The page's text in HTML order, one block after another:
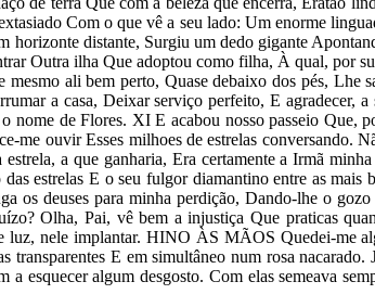
Com o que vê a seu lado: Um enorme
distante, Surgiu um dedo gigante
Outra ilha Que adoptou como filha, À qual, por
ali bem perto, Quase debaixo dos pés, Lhe
a casa, Deixar serviço perfeito, E agradecer,
de Flores. XI E acabou nosso passeio Que,
ouvir Esses milhoes de estrelas conversando.
a que ganharia, Era certamente a Irmã
estrelas E o seu fulgor diamantino entre as
os deuses para minha perdição, Dando-lhe o
Olha, Pai, vê bem a injustiça Que praticas
luz, nele implantar. HINO ÀS MÃOS Quedei-me
E em simultâneo num rosa
a esquecer algum desgosto. Com elas semeava